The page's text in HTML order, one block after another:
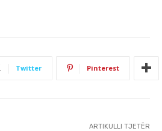
Twitter Pinterest
ARTIKULLI TJETËR